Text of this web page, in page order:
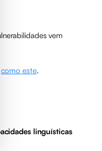
vem
como este.
linguísticas